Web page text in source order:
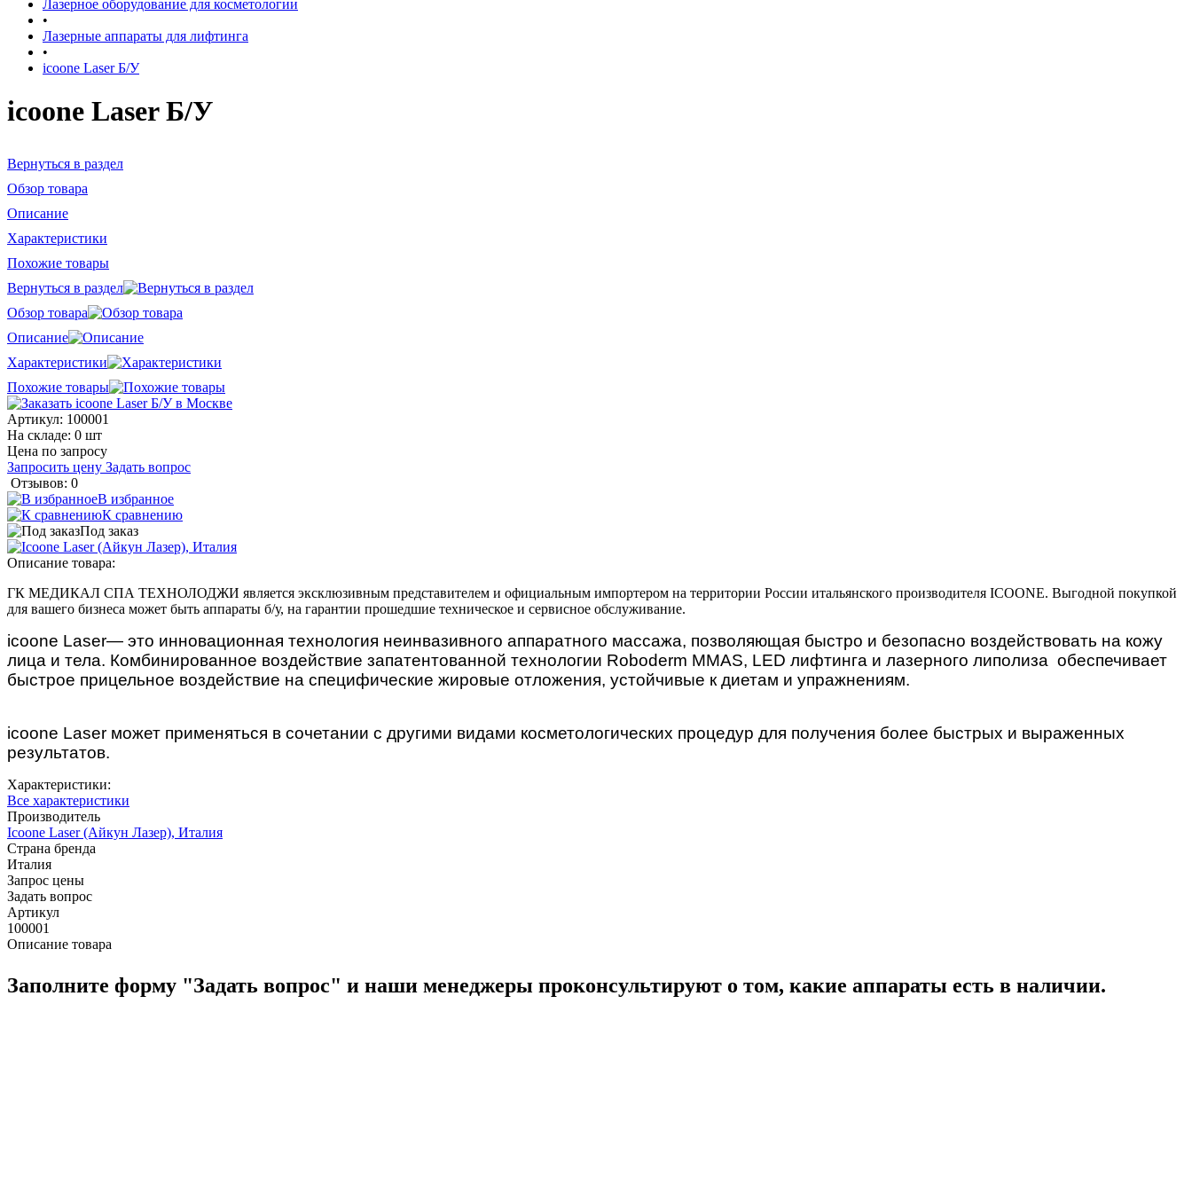
Лазерное оборудование для косметологии
•
Лазерные аппараты для лифтинга
•
icoone Laser Б/У
icoone Laser Б/У
Вернуться в раздел
Обзор товара
Описание
Характеристики
Похожие товары
Вернуться в раздел
Обзор товара
Описание
Характеристики
Похожие товары
Артикул: 100001
На складе: 0 шт
Цена по запросу
Запросить цену Задать вопрос
Отзывов: 0
В избранное
К сравнению
Под заказ
Описание товара:
ГК МЕДИКАЛ СПА ТЕХНОЛОДЖИ является эксклюзивным представителем и официальным импортером на территории России итальянского производителя ICOONE. Выгодной покупкой
для вашего бизнеса может быть аппараты б/у, на гарантии прошедшие техническое и сервисное обслуживание.
icoone Laser— это инновационная технология неинвазивного аппаратного массажа, позволяющая быстро и безопасно воздействовать на кожу
лица и тела. Комбинированное воздействие запатентованной технологии Roboderm MMAS, LED лифтинга и лазерного липолиза обеспечивает
быстрое прицельное воздействие на специфические жировые отложения, устойчивые к диетам и упражнениям.
icoone Laser может применяться в сочетании с другими видами косметологических процедур для получения более быстрых и выраженных
результатов.
Характеристики:
Все характеристики
Производитель
Icoone Laser (Айкун Лазер), Италия
Страна бренда
Италия
Запрос цены
Задать вопрос
Артикул
100001
Описание товара
Заполните форму "Задать вопрос" и наши менеджеры проконсультируют о том, какие аппараты есть в наличии.